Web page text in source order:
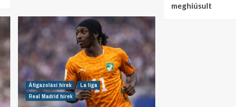
Átigazolási hírek
La liga
Real Madrid hírek
meghiúsult